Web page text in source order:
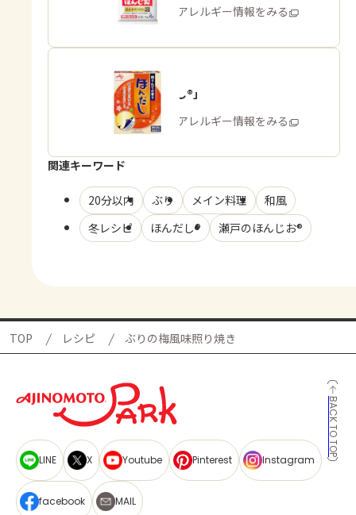
商品・アレルギー情報をみる
「ほんだし®」
商品・アレルギー情報をみる
関連キーワード
20分以内 ぶり メイン料理
和風
冬レシピ
ほんだし® 瀬戸のほんじお®
TOP レシピ ぶりの梅風味照り焼き
BACK TO TOP
LINE X Youtube Pinterest Instagram
facebook MAIL